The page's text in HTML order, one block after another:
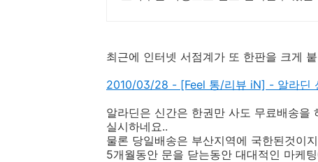
최근에 인터넷 서점계가 또 한판을 크게
2010/03/28 - [Feel 통/리뷰 iN] - 알라딘
알라딘은 신간은 한권만 사도 무료배송을
실시하네요..
물론 당일배송은 부산지역에 국한된것이
5개월동안 문을 닫는동안 대대적인 마케